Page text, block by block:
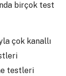
birçok test
çok kanallı
testleri